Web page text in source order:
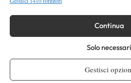
Continua
Solo necessari
Gestisci
Per ciò che riguarda i classe 1993, poi,
bravo di loro, il ceco Vesely, è
È davvero un paese per vecchi?
Chi pensa che l’invecchiamento del